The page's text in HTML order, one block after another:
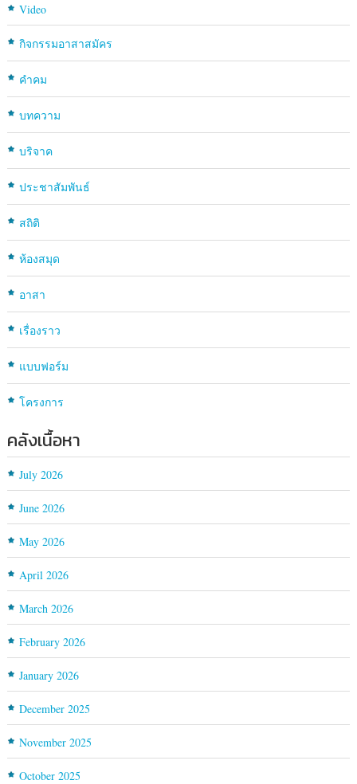
Video
กิจกรรมอาสาสมัคร
คำคม
บทความ
บริจาค
ประชาสัมพันธ์
สถิติ
ห้องสมุด
อาสา
เรื่องราว
แบบฟอร์ม
โครงการ
คลังเนื้อหา
July 2026
June 2026
May 2026
April 2026
March 2026
February 2026
January 2026
December 2025
November 2025
October 2025